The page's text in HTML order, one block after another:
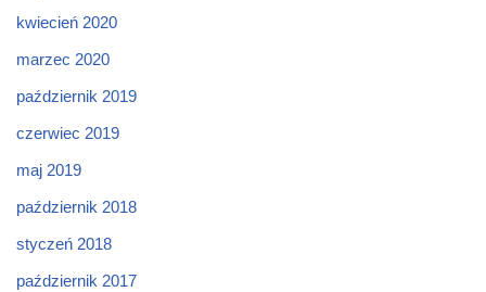
kwiecień 2020
marzec 2020
październik 2019
czerwiec 2019
maj 2019
październik 2018
styczeń 2018
październik 2017